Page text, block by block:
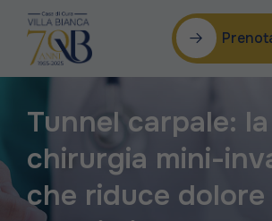
Tunnel carpale:
chirurgia mini-
che riduce dolore